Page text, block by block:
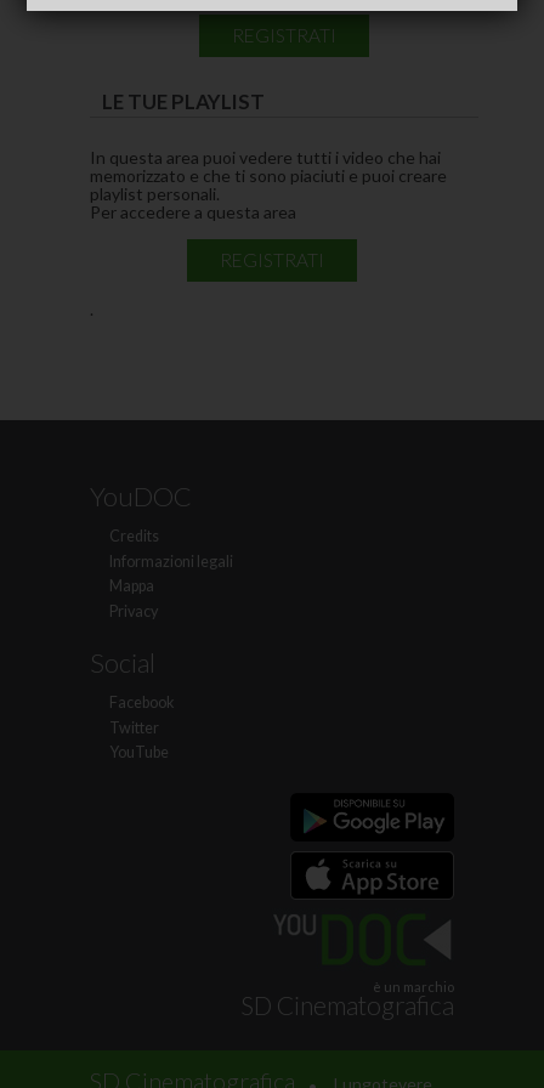
REGISTRATI
LE TUE PLAYLIST
In questa area puoi vedere tutti i video che hai
memorizzato e che ti sono piaciuti e puoi creare
playlist personali.
Per accedere a questa area
REGISTRATI
.
YouDOC
Credits
Informazioni legali
Mappa
Privacy
Social
Facebook
Twitter
YouTube
è un marchio
SD Cinematografica
SD Cinematografica .